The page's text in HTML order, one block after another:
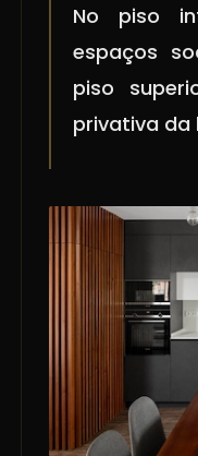
No piso
espaços
piso
privativa da